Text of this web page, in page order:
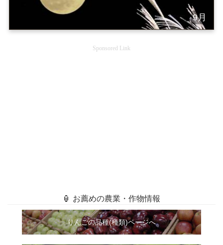
9月
Sponsored Link
🏮 お薦めの農業・作物情報
りんごの品種(種類)ページへ